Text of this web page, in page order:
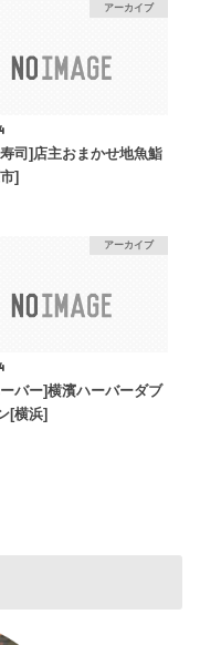
アーカイブ
司]店主おまかせ地魚鮨
]
アーカイブ
バー]横濱ハーバーダブ
[横浜]